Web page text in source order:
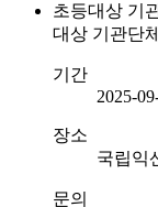
초등대상 기
대상 기관단
기간
2025-
장소
국립익
문의